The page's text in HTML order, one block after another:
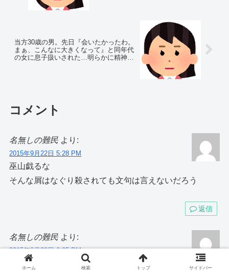
当方30歳の男。先日『会いたかったわ。
まぁ、こんなに大きくなって』と同年代
の女に息子扱いされた…明らかに精神を
コメント
名無しの難民 より:
2015年9月22日 5:28 PM
巫山戯るな
そんな屑はなぐり殺されても文句は言えないだろう
返信
名無しの難民 より:
2015年9月22日 6:35 PM
今の時代任意保険入らないやつって頭おかしいの
ホーム 検索 トップ サイドバー